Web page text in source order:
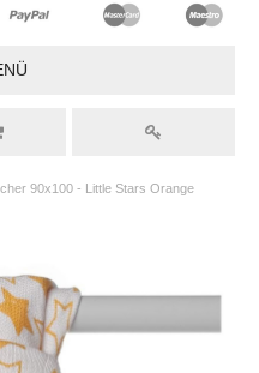
90x100 - Little Stars Orange